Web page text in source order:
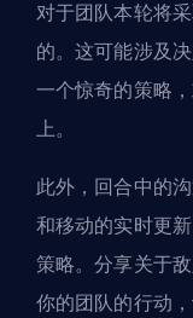
对于团队本轮将
的。这可能涉及
一个惊奇的策略
上。
此外，回合中的
和移动的实时更
策略。分享关于
你的团队的行动